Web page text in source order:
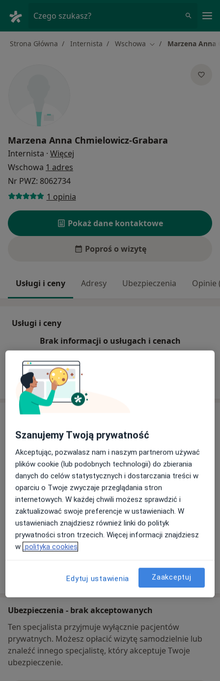
Czego szukasz?
Strona Główna Internista Wschowa Zmień miasto
Marzena Anna
Marzena Anna Chmielowicz-Grabara
Internista · Więcej
Wschowa 1 adres
Nr PWZ: 8062734
1 opinia
Pokaż dane kontaktowe
Poproś o wizytę
Usługi i ceny Adresy Ubezpieczenia Opinie
Usługi i ceny
Brak informacji o usługach i cenach
Ten lekarz nie dodał jeszcze informacji o usługach i
Adres
Przychodnia Lekarska Eskulap
ul. Zygmunta Starego 4,67-400Wschowa
Powiększ mapę
otwiera się w nowej karcie
Dostępność
W tym gabinecie nie można umawiać wizyt przez
internet
Co mam zrobić w tej sytuacji?
Pokaż więcej
o adresie
Ubezpieczenia - brak akceptowanych
Ten specjalista przyjmuje wyłącznie pacjentów
prywatnych. Możesz opłacić wizytę samodzielnie lub
znaleźć innego specjalistę, który akceptuje Twoje
ubezpieczenie.
Szanujemy Twoją prywatność
Akceptując, pozwalasz nam i naszym partnerom używać
plików cookie (lub podobnych technologii) do zbierania
danych do celów statystycznych i dostarczania treści w
oparciu o Twoje zwyczaje przeglądania stron
internetowych. W każdej chwili możesz sprawdzić i
zaktualizować swoje preferencje w ustawieniach. W
ustawieniach znajdziesz również linki do polityk
prywatności stron trzecich. Więcej informacji znajdziesz
w polityka cookies
Edytuj ustawienia Zaakceptuj